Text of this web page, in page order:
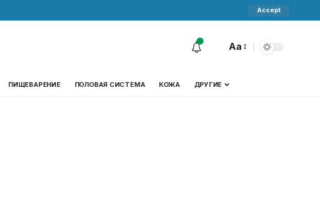
Accept
Aa
ПИЩЕВАРЕНИЕ ПОЛОВАЯ СИСТЕМА КОЖА ДРУГИЕ